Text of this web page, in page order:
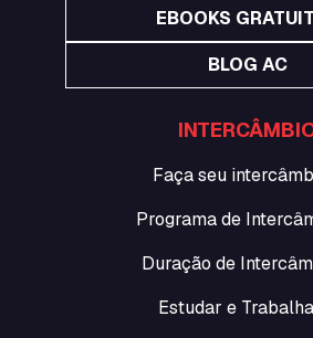
EBOOKS
BLOG AC
Faça seu
Programa de
Duração de
Estudar e